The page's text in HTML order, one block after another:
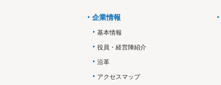
企業情報
基本情報
役員・経営陣紹介
沿革
アクセスマップ